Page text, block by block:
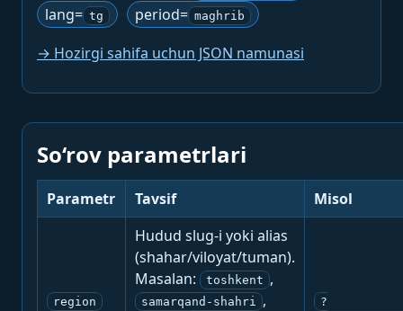
lang= tg period= maghrib
→ Hozirgi sahifa uchun JSON namunasi
So‘rov parametrlari
Parametr Tavsif Misol
region
Hudud slug-i yoki alias
(shahar/viloyat/tuman).
Masalan:
toshkent ,
samarqand-shahri ,
?